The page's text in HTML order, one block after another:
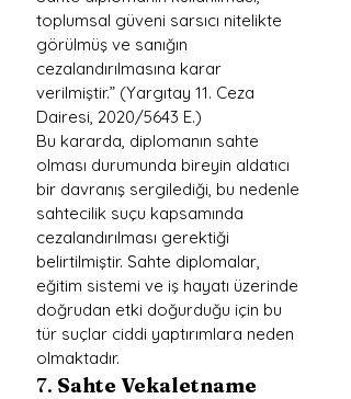
toplumsal güveni sarsıcı nitelikte
görülmüş ve sanığın
cezalandırılmasına karar
verilmiştir.” (Yargıtay 11. Ceza
Dairesi, 2020/5643 E.)
Bu kararda, diplomanın sahte
olması durumunda bireyin aldatıcı
bir davranış sergilediği, bu nedenle
sahtecilik suçu kapsamında
cezalandırılması gerektiği
belirtilmiştir. Sahte diplomalar,
eğitim sistemi ve iş hayatı üzerinde
doğrudan etki doğurduğu için bu
tür suçlar ciddi yaptırımlara neden
olmaktadır.
7. Sahte Vekaletname